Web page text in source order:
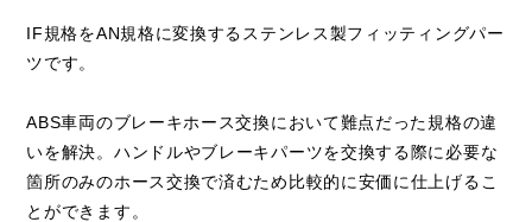
IF規格をAN規格に変換するステンレス製フィッティングパー
ツです。
ABS車両のブレーキホース交換において難点だった規格の違
いを解決。ハンドルやブレーキパーツを交換する際に必要な
箇所のみのホース交換で済むため比較的に安価に仕上げるこ
とができます。